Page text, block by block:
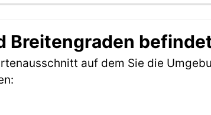
Breitengraden
auf dem Sie die